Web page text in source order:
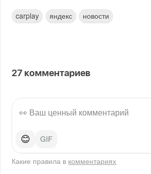
carplay яндекс новости
27 комментариев
😊
Какие правила в комментариях